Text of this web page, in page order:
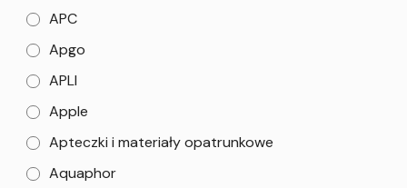
APC
Apgo
APLI
Apple
Apteczki i materiały opatrunkowe
Aquaphor